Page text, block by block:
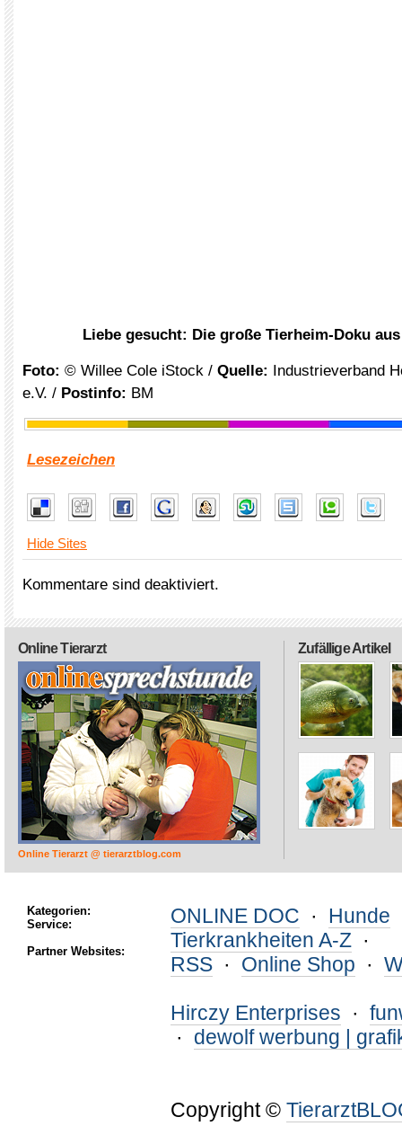
Liebe gesucht: Die große Tierheim-Doku
Foto: © Willee Cole iStock / Quelle: Industrieverband
e.V. / Postinfo: BM
Lesezeichen
Hide Sites
Kommentare sind deaktiviert.
Zufällige Artikel
Online Tierarzt
Online Tierarzt @ tierarztblog.com
Kategorien:
Service:
Partner Websites:
ONLINE DOC · Hunde
Tierkrankheiten A-Z ·
RSS · Online Shop ·
Hirczy Enterprises ·
· dewolf werbung |
Copyright ©